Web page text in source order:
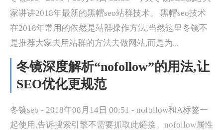
家讲讲2018年最新的黑帽seo站群技术。 黑帽seo技术
在2018年常用的依然是站群操作方法,当然这里冬镜不
是推荐大家去用站群的方法去做网站,而是为...
冬镜深度解析“nofollow”的用法,让
SEO优化更规范
冬镜seo - 2018年08月14日 00:51 - nofollow和A标签一
起使用,告诉搜索引擎不需要抓取此链接。nofollow属性